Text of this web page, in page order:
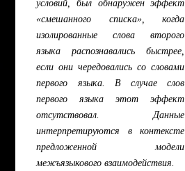
условий, был обнаружен эффект
«смешанного списка», когда
изолированные слова второго
языка распознавались быстрее,
если они чередовались со словами
первого языка. В случае слов
первого языка этот эффект
отсутствовал. Данные
интерпретируются в контексте
предложенной модели
межъязыкового взаимодействия.